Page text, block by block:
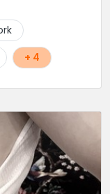
+ 4